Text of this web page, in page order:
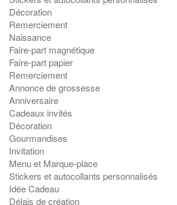
Décoration
Remerciement
Naissance
Faire-part magnétique
Faire-part papier
Remerciement
Annonce de grossesse
Anniversaire
Cadeaux invités
Décoration
Gourmandises
Invitation
Menu et Marque-place
Stickers et autocollants personnalisés
Idée Cadeau
Délais de création